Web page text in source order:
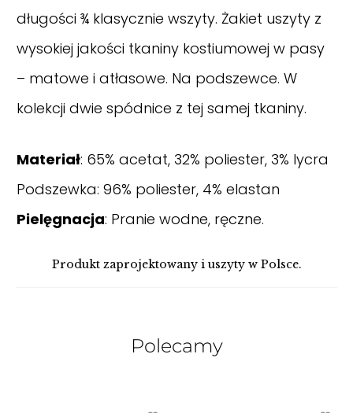
długości ¾ klasycznie wszyty. Żakiet uszyty z
wysokiej jakości tkaniny kostiumowej w pasy
– matowe i atłasowe. Na podszewce. W
kolekcji dwie spódnice z tej samej tkaniny.
Materiał: 65% acetat, 32% poliester, 3% lycra
Podszewka: 96% poliester, 4% elastan
Pielęgnacja: Pranie wodne, ręczne.
Produkt zaprojektowany i uszyty w Polsce.
Polecamy